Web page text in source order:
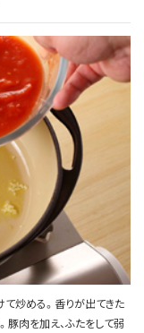
炒める。香りが出てきた
豚肉を加え、ふたをして弱